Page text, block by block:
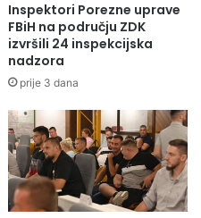
Inspektori Porezne uprave
FBiH na području ZDK
izvršili 24 inspekcijska
nadzora
prije 3 dana